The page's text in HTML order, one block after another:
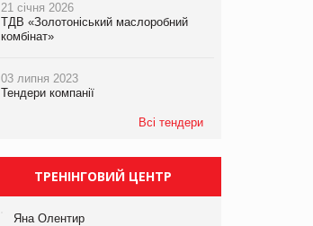
виробництва
компанії «УкраМарин»
21 січня 2026
ТДВ «Золотоніський маслоробний
комбінат»
03 липня 2023
Тендери компанії
Всі тендери
ТРЕНІНГОВИЙ ЦЕНТР
Яна Олентир